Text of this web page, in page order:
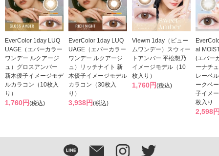
EverColor 1day LUQ
UAGE（エバーカラー
ワンデー ルクアージ
ュ）グロスアンバー
新木優子イメージモデ
ルカラコン（10枚入
り）
1,760円(税込)
EverColor 1day LUQ
UAGE（エバーカラー
ワンデー ルクアージ
ュ）リッチナイト 新
木優子イメージモデル
カラコン（30枚入
り）
3,938円(税込)
Viewm 1day（ビュー
ムワンデー）スウィー
トアンバー 平松想乃
イメージモデル（10
枚入り）
1,760円(税込)
al
(エバー
ーナチ
レーベ
ークベ
子イメ
枚入り
2,598